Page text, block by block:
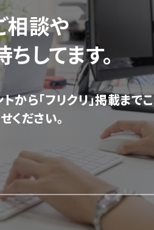
相談や
してます。
ら「フリクリ」掲載までこ
ください。